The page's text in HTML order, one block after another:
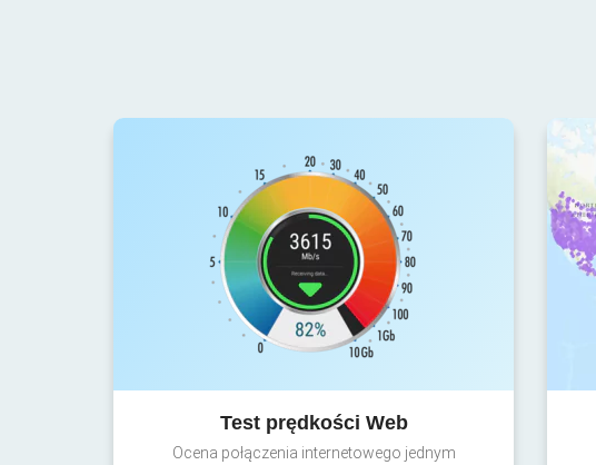
Test prędkości Web
Ocena połączenia internetowego jednym